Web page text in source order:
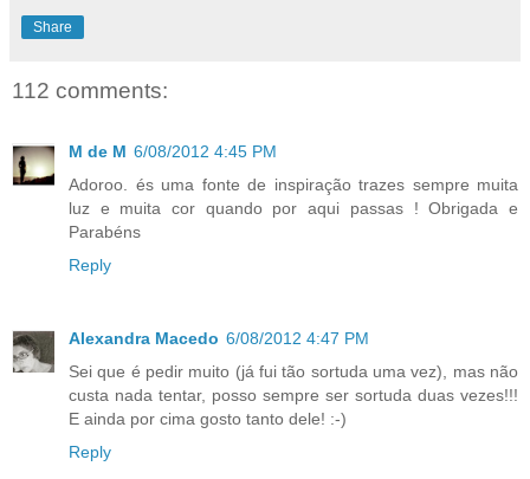
Share
112 comments:
M de M 6/08/2012 4:45 PM
Adoroo. és uma fonte de inspiração trazes sempre muita
luz e muita cor quando por aqui passas ! Obrigada e
Parabéns
Reply
Alexandra Macedo 6/08/2012 4:47 PM
Sei que é pedir muito (já fui tão sortuda uma vez), mas não
custa nada tentar, posso sempre ser sortuda duas vezes!!!
E ainda por cima gosto tanto dele! :-)
Reply